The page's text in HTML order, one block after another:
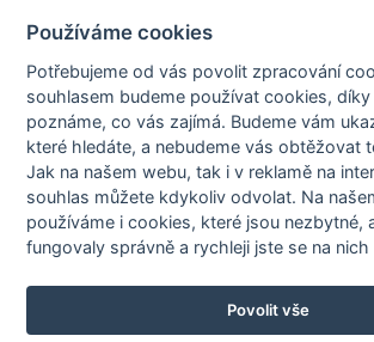
Členové STOBklubu
Zásady nakládání s osobními údaji
Otestujte se
Spočítejte si
Výzva 52
Používáme cookies
Potřebujeme od vás povolit zpracování
souhlasem budeme používat cookies,
poznáme,co vás zajímá. Budeme vám
které hledáte, a nebudeme vás obtěžovat
Jak na našem webu, tak i v reklamě na
souhlas můžete kdykoliv odvolat. Na
používáme i cookies, které jsou nezbytné,
fungovaly správně a rychleji jste se na
Povolit vše